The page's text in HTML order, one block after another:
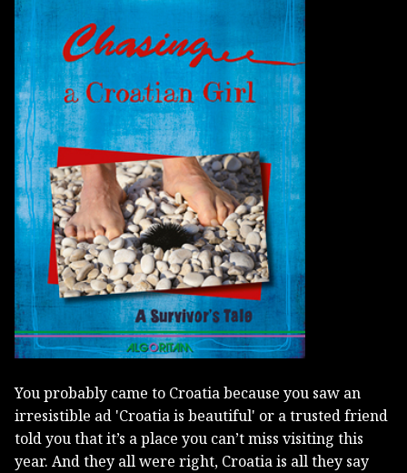
You probably came to Croatia because you saw an
irresistible ad 'Croatia is beautiful' or a trusted friend
told you that it’s a place you can’t miss visiting this
year. And they all were right, Croatia is all they say